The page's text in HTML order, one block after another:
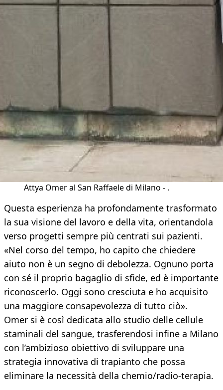
Attya Omer al San Raffaele di Milano - .
Questa esperienza ha profondamente trasformato
la sua visione del lavoro e della vita, orientandola
verso progetti sempre più centrati sui pazienti.
«Nel corso del tempo, ho capito che chiedere
aiuto non è un segno di debolezza. Ognuno porta
con sé il proprio bagaglio di sfide, ed è importante
riconoscerlo. Oggi sono cresciuta e ho acquisito
una maggiore consapevolezza di tutto ciò».
Omer si è così dedicata allo studio delle cellule
staminali del sangue, trasferendosi infine a Milano
con l’ambizioso obiettivo di sviluppare una
strategia innovativa di trapianto che possa
eliminare la necessità della chemio/radio-terapia.